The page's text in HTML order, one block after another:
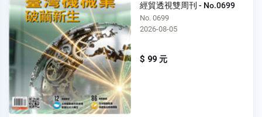
經貿透視雙周刊 - No.0699
No. 0699
2026-08-05
$ 99 元